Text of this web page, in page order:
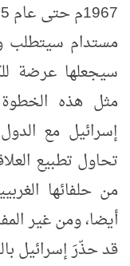
مستدام سيتطلب
سيجعلها عرضة
مثل هذه
إسرائيل مع
تحاول تطبيع
من حلفائها
أيضا، ومن غير
قد حذّرَ إسرائيل